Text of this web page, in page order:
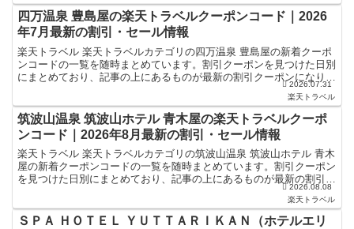
四万温泉 豊島屋の楽天トラベルクーポンコード｜2026
年7月最新の割引・セール情報
楽天トラベル 楽天トラベルカテゴリの四万温泉 豊島屋の新着クーポ
ンコードの一覧を随時まとめています。割引クーポンを見つけた日別
にまとめており、記事の上にあるものが最新の割引クーポンになりま
す。ホテル・旅館宿泊の予約などで使えるクーポンやセー...2026.07.31
楽天トラベル
筑波山温泉 筑波山ホテル 青木屋の楽天トラベルクーポ
ンコード｜2026年8月最新の割引・セール情報
楽天トラベル 楽天トラベルカテゴリの筑波山温泉 筑波山ホテル 青木
屋の新着クーポンコードの一覧を随時まとめています。割引クーポン
を見つけた日別にまとめており、記事の上にあるものが最新の割引ク
ーポンになります。ホテル・旅館宿泊の予約などで使え...
2026.08.08
楽天トラベル
ＳＰＡ ＨＯＴＥＬ ＹＵＴＴＡＲＩＫＡＮ（ホテルエリ